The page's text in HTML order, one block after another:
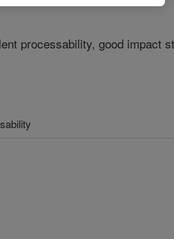
processability, good impact